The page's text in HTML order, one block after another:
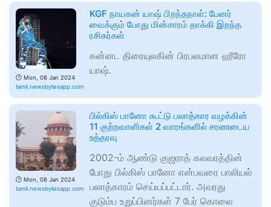
🕑 Mon, 08 Jan 2024
tamil.newsbytesapp.com
KGF நாயகன் யாஷ் பிறந்தநாள்: பேனர்
வைக்கும் போது மின்சாரம் தாக்கி இறந்த
ரசிகர்கள்
கன்னட திரையுலகின் பிரபலமான ஹீரோ
யாஷ்.
🕑 Mon, 08 Jan 2024
tamil.newsbytesapp.com
பில்கிஸ் பானோ கூட்டு பலாத்கார வழக்கின்
11 குற்றவாளிகள் 2 வாரங்களில் சரணடைய
உத்தரவு
2002-ம் ஆண்டு குஜராத் கலவரத்தின்
போது பில்கிஸ் பானோ என்பவரை பாலியல்
பலாத்காரம் செய்யப்பட்டார். அவரது
குடும்ப உறுப்பினர்கள் 7 பேர் கொலை